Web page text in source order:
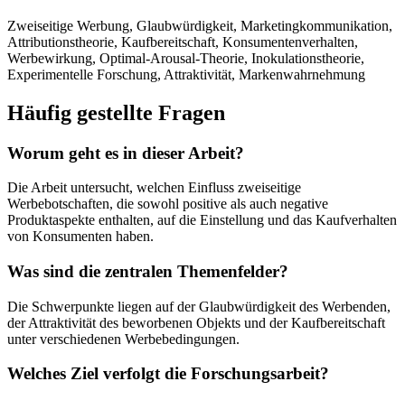
Zweiseitige Werbung, Glaubwürdigkeit, Marketingkommunikation,
Attributionstheorie, Kaufbereitschaft, Konsumentenverhalten,
Werbewirkung, Optimal-Arousal-Theorie, Inokulationstheorie,
Experimentelle Forschung, Attraktivität, Markenwahrnehmung
Häufig gestellte Fragen
Worum geht es in dieser Arbeit?
Die Arbeit untersucht, welchen Einfluss zweiseitige
Werbebotschaften, die sowohl positive als auch negative
Produktaspekte enthalten, auf die Einstellung und das Kaufverhalten
von Konsumenten haben.
Was sind die zentralen Themenfelder?
Die Schwerpunkte liegen auf der Glaubwürdigkeit des Werbenden,
der Attraktivität des beworbenen Objekts und der Kaufbereitschaft
unter verschiedenen Werbebedingungen.
Welches Ziel verfolgt die Forschungsarbeit?